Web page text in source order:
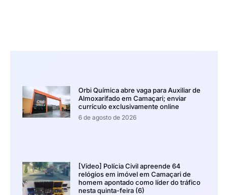
Orbi Química abre vaga para Auxiliar de
Almoxarifado em Camaçari; enviar
currículo exclusivamente online
6 de agosto de 2026
[Vídeo] Polícia Civil apreende 64
relógios em imóvel em Camaçari de
homem apontado como líder do tráfico
nesta quinta-feira (6)